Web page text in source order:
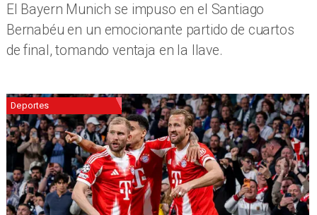
El Bayern Munich se impuso en el Santiago
Bernabéu en un emocionante partido de cuartos
de final, tomando ventaja en la llave.
Deportes